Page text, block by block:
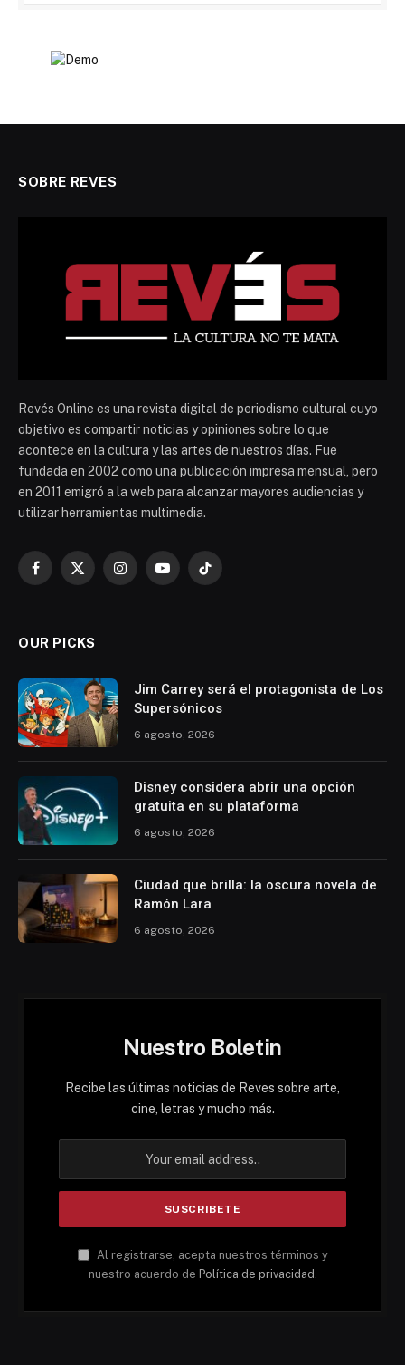
SOBRE REVES
Revés Online es una revista digital de periodismo cultural cuyo
objetivo es compartir noticias y opiniones sobre lo que
acontece en la cultura y las artes de nuestros días. Fue
fundada en 2002 como una publicación impresa mensual, pero
en 2011 emigró a la web para alcanzar mayores audiencias y
utilizar herramientas multimedia.
Facebook
X
InstagramYouTubeTikTok
OUR PICKS
Jim Carrey será el protagonista de Los
Supersónicos
6 agosto, 2026
Disney considera abrir una opción
gratuita en su plataforma
6 agosto, 2026
Ciudad que brilla: la oscura novela de
Ramón Lara
6 agosto, 2026
Nuestro Boletin
Recibe las últimas noticias de Reves sobre arte,
cine, letras y mucho más.
Al registrarse, acepta nuestros términos y
nuestro acuerdo de Política de privacidad